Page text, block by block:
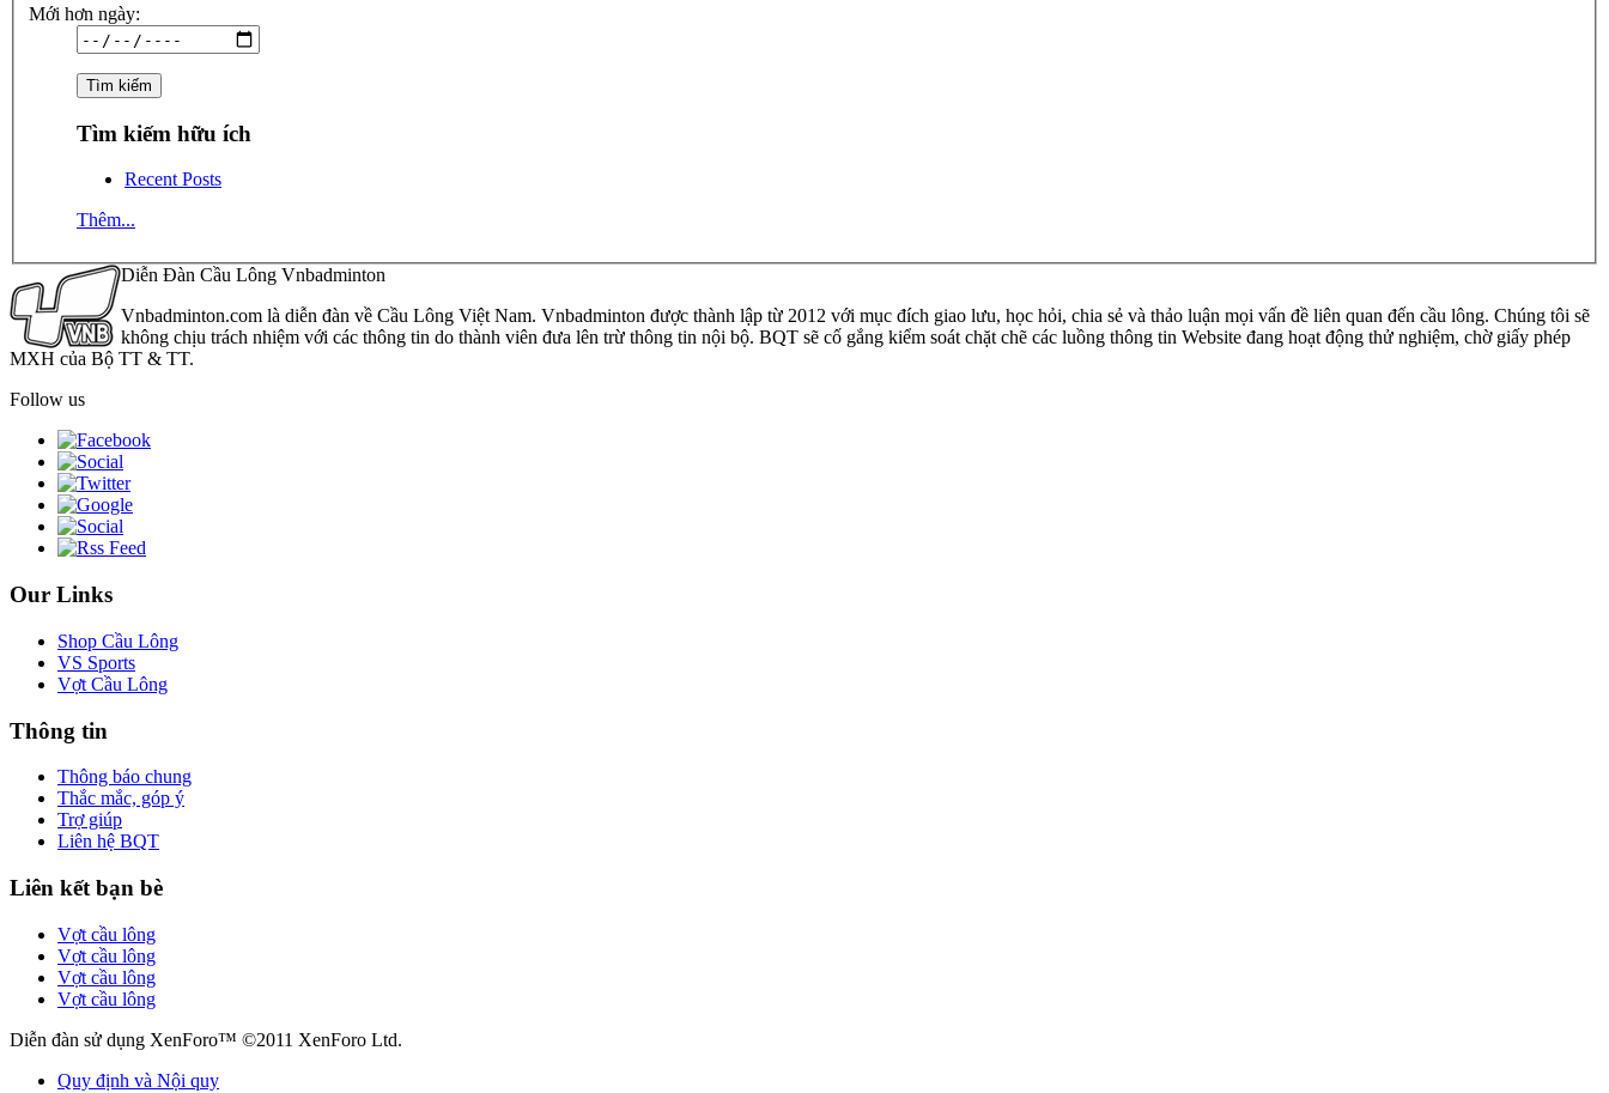
Mới hơn ngày:
Tìm kiếm hữu ích
Recent Posts
Thêm...
Diễn Đàn Cầu Lông Vnbadminton
Vnbadminton.com là diễn đàn về Cầu Lông Việt Nam. Vnbadminton được thành lập từ 2012 với mục đích giao lưu, học hỏi, chia sẻ và thảo luận mọi vấn đề liên quan đến cầu lông. Chúng tôi sẽ
không chịu trách nhiệm với các thông tin do thành viên đưa lên trừ thông tin nội bộ. BQT sẽ cố gắng kiểm soát chặt chẽ các luồng thông tin Website đang hoạt động thử nghiệm, chờ giấy phép
MXH của Bộ TT & TT.
Follow us
Our Links
Shop Cầu Lông
VS Sports
Vợt Cầu Lông
Thông tin
Thông báo chung
Thắc mắc, góp ý
Trợ giúp
Liên hệ BQT
Liên kết bạn bè
Vợt cầu lông
Vợt cầu lông
Vợt cầu lông
Vợt cầu lông
Diễn đàn sử dụng XenForo™ ©2011 XenForo Ltd.
Quy định và Nội quy